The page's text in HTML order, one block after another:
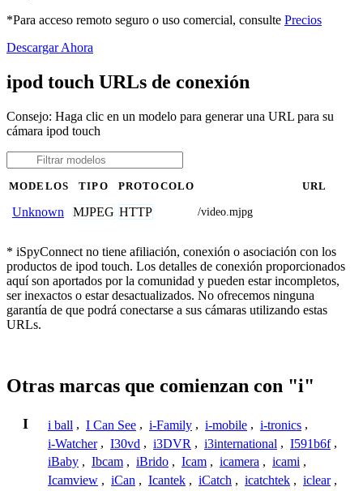
*Para acceso remoto seguro o uso comercial, consulte Precios
Descargar Ahora
ipod touch URLs de conexión
Consejo: Haga clic en un modelo para generar una URL para su
cámara ipod touch
MODELOS TIPO PROTOCOLO URL
Unknown MJPEG HTTP /video.mjpg
* iSpyConnect no tiene afiliación, conexión o asociación con los
productos de ipod touch. Los detalles de conexión proporcionados
aquí son aportados por la comunidad y pueden estar incompletos,
ser inexactos o estar desactualizados. No ofrecemos ninguna
garantía de que podrá conectarse a sus cámaras utilizando estas
URLs.
Otras marcas que comienzan con "i"
I i ball , I Can See , i-Family , i-mobile , i-tronics ,
i-Watcher , I30vd , i3DVR , i3international , I591b6f ,
iBaby , Ibcam , iBrido , Icam , icamera , icami ,
Icamview , iCan , Icantek , iCatch , icatchtek , iclear ,